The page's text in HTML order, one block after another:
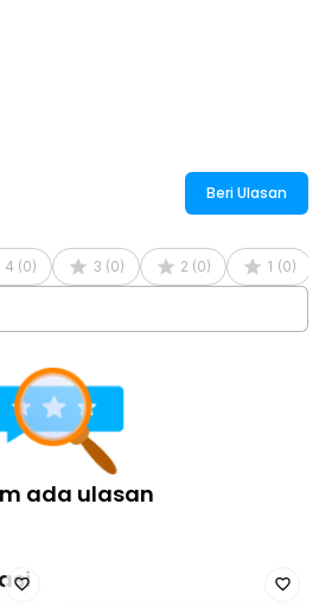
Beri Ulasan
4 (0) 3 (0) 2 (0) 1 (0)
ada ulasan